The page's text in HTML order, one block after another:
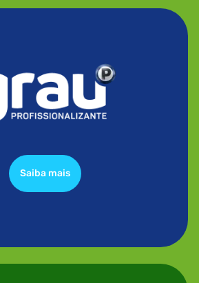
Saiba mais